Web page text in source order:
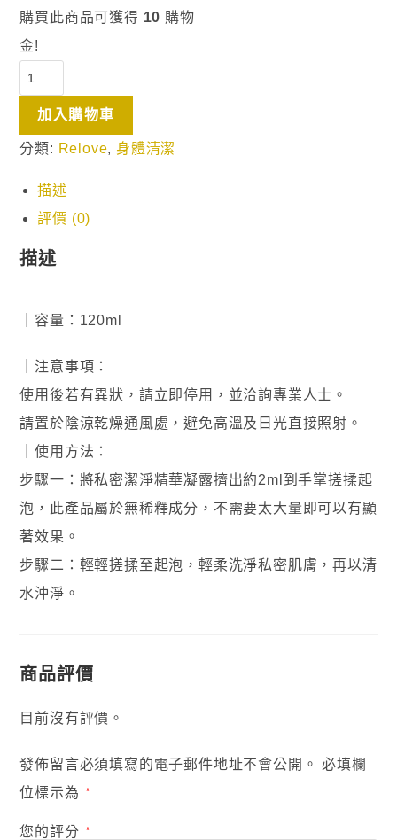
購買此商品可獲得 10 購物
金!
加入購物車
分類: Relove, 身體清潔
描述
評價 (0)
描述
｜容量：120ml
｜注意事項：
使用後若有異狀，請立即停用，並洽詢專業人士。
請置於陰涼乾燥通風處，避免高溫及日光直接照射。
｜使用方法：
步驟一：將私密潔淨精華凝露擠出約2ml到手掌搓揉起
泡，此產品屬於無稀釋成分，不需要太大量即可以有顯
著效果。
步驟二：輕輕搓揉至起泡，輕柔洗淨私密肌膚，再以清
水沖淨。
商品評價
目前沒有評價。
發佈留言必須填寫的電子郵件地址不會公開。
必填欄
位標示為
*
您的評分 *